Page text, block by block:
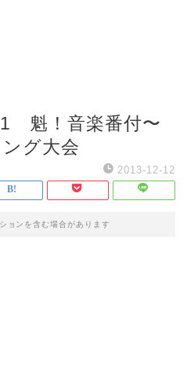
魁！音楽番付〜
グ大会
2013-12-12
ョンを含む場合があります